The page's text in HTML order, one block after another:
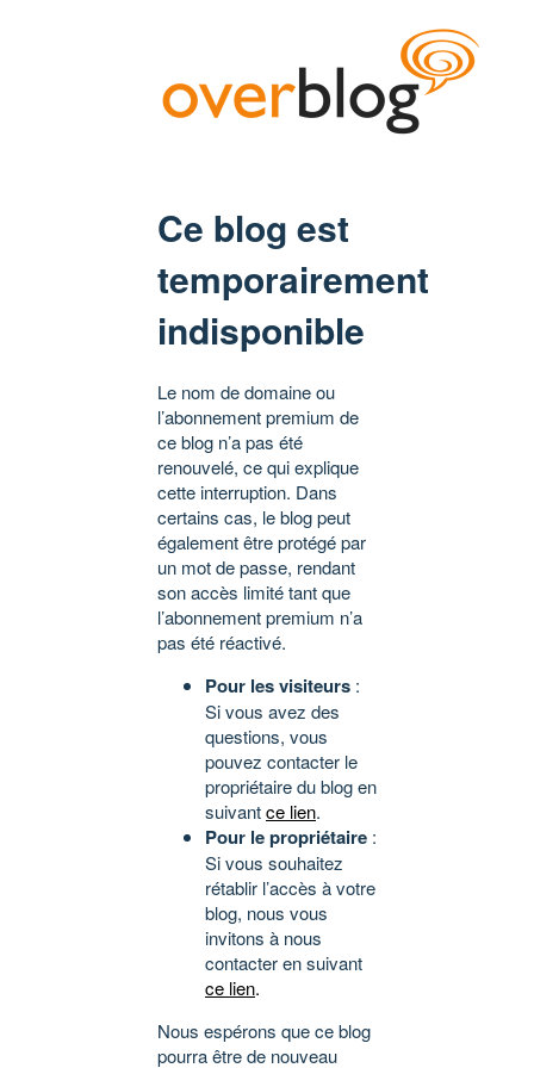
Ce blog est
temporairement
indisponible
Le nom de domaine ou
l’abonnement premium de
ce blog n’a pas été
renouvelé, ce qui explique
cette interruption. Dans
certains cas, le blog peut
également être protégé par
un mot de passe, rendant
son accès limité tant que
l’abonnement premium n’a
pas été réactivé.
Pour les visiteurs :
Si vous avez des
questions, vous
pouvez contacter le
propriétaire du blog en
suivantce lien.
Pour le propriétaire :
Si vous souhaitez
rétablir l’accès à votre
blog, nous vous
invitons à nous
contacter en suivant
ce lien.
Nous espérons que ce blog
pourra être de nouveau